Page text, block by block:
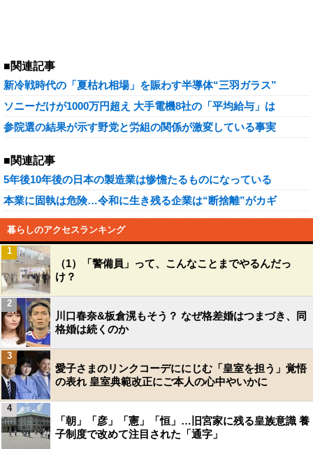
■関連記事
新冷戦時代の「夏枯れ相場」を賑わす半導体“三羽ガラス”
ソニーだけが1000万円超え 大手電機8社の「平均給与」は
参院選の結果が示す野党と労組の関係が激変している事実
■関連記事
5年後10年後の日本の製造業は惨憺たるものになっている
本業に固執は危険…令和に生き残る企業は“断捨離”がカギ
暮らしのアクセスランキング
（1）「警備員」って、こんなことまでやるんだっ
け？
1
川口春奈&板倉滉もそう？ なぜ格差婚はつまづき、同
格婚は続くのか
2
愛子さまのリンクコーデににじむ「皇室を担う」覚悟
の表れ 皇室典範改正にご本人の心中やいかに
3
「朝」「彦」「憲」「恒」…旧宮家に残る皇族意識 養
子制度で改めて注目された「通字」
4